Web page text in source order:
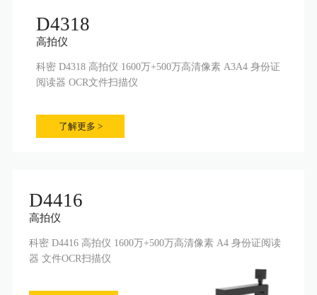
D4318
高拍仪
科密 D4318 高拍仪 1600万+500万高清像素 A3A4 身份证
阅读器 OCR文件扫描仪
了解更多 >
D4416
高拍仪
科密 D4416 高拍仪 1600万+500万高清像素 A4 身份证阅读
器 文件OCR扫描仪